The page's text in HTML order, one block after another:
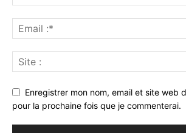
Enregistrer mon nom, email et site web
pour la prochaine fois que je commenterai.